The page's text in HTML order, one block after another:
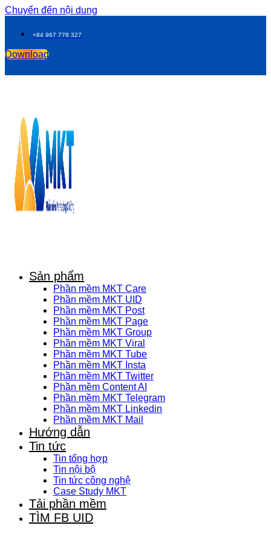
Chuyển đến nội dung
+84 967 778 327
Download
Sản phẩm
Phần mềm MKT Care
Phần mềm MKT UID
Phần mềm MKT Post
Phần mềm MKT Page
Phần mềm MKT Group
Phần mềm MKT Viral
Phần mềm MKT Tube
Phần mềm MKT Insta
Phần mềm MKT Twitter
Phần mềm Content AI
Phần mềm MKT Telegram
Phần mềm MKT Linkedin
Phần mềm MKT Mail
Hướng dẫn
Tin tức
Tin tổng hợp
Tin nội bộ
Tin tức công nghệ
Case Study MKT
Tải phần mềm
TÌM FB UID